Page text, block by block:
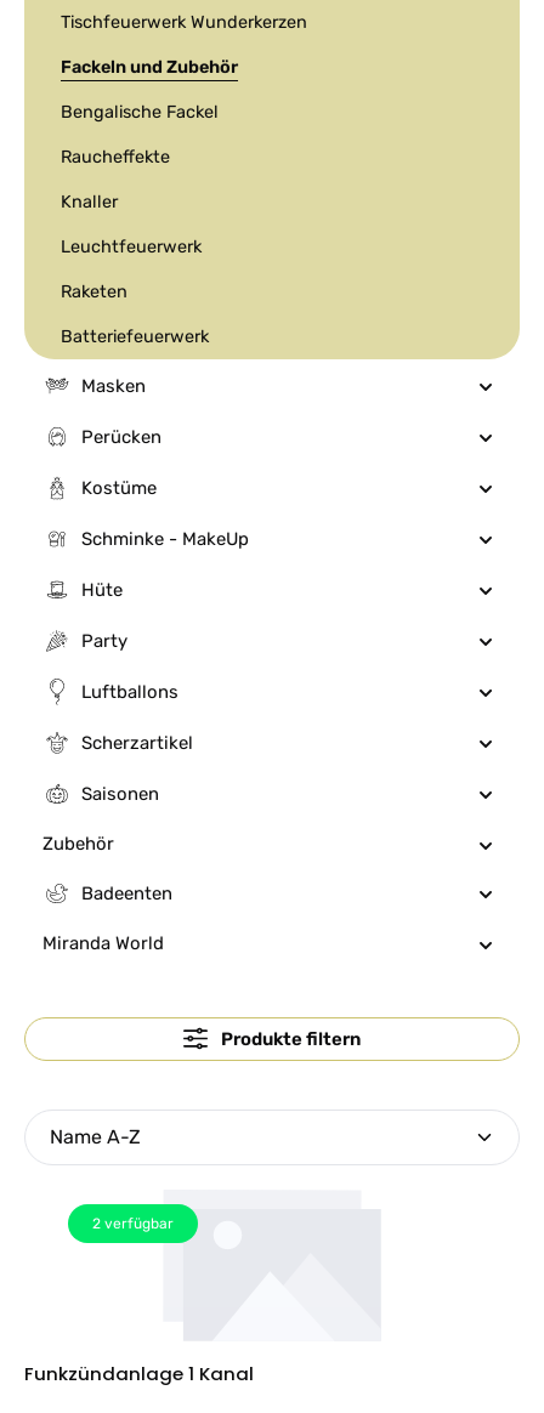
Tischfeuerwerk Wunderkerzen
Fackeln und Zubehör
Bengalische Fackel
Raucheffekte
Knaller
Leuchtfeuerwerk
Raketen
Batteriefeuerwerk
Masken
Perücken
Kostüme
Schminke - MakeUp
Hüte
Party
Luftballons
Scherzartikel
Saisonen
Zubehör
Badeenten
Miranda World
Produkte filtern
2 verfügbar
Funkzündanlage 1 Kanal